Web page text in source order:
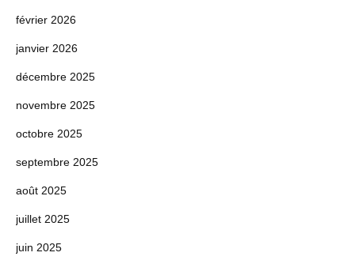
février 2026
janvier 2026
décembre 2025
novembre 2025
octobre 2025
septembre 2025
août 2025
juillet 2025
juin 2025